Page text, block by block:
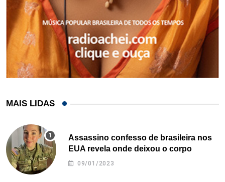
MAIS LIDAS
Assassino confesso de brasileira nos
EUA revela onde deixou o corpo
09/01/2023